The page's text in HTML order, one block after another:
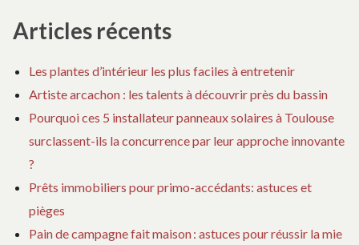
a
r
c
l
Articles récents
Les plantes d’intérieur les plus faciles à entretenir
Artiste arcachon : les talents à découvrir près du bassin
Pourquoi ces 5 installateur panneaux solaires à Toulouse
surclassent-ils la concurrence par leur approche innovante
?
Prêts immobiliers pour primo-accédants: astuces et
pièges
Pain de campagne fait maison : astuces pour réussir la mie